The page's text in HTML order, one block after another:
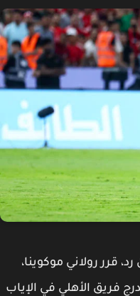
رولاني موكوينا،
الأهلي في الإياب